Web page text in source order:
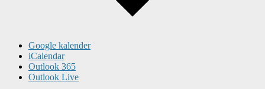
Google kalender
iCalendar
Outlook 365
Outlook Live